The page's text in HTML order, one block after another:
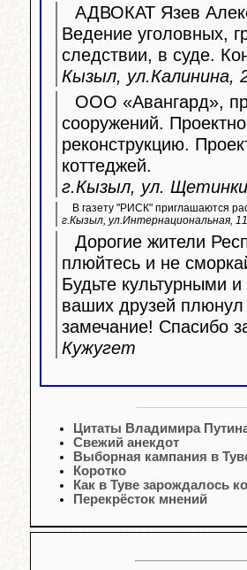
АДВОКАТ Язев
Ведение уголовных,
следствии, в суде.
Кызыл, ул.Калинина,
ООО «Авангард»,
сооружений.
реконструкцию.
коттеджей.
г.Кызыл, ул.
В газету "РИСК" приглашаются
г.Кызыл, ул.Интернациональная,
Дорогие жители
плюйтесь и не
Будьте культурными
ваших друзей
замечание! Спасибо
Кужугет
Цитаты Владимира
Свежий анекдот
Выборная кампания в
Коротко
Как в Туве зарождалось
Перекрёсток мнений